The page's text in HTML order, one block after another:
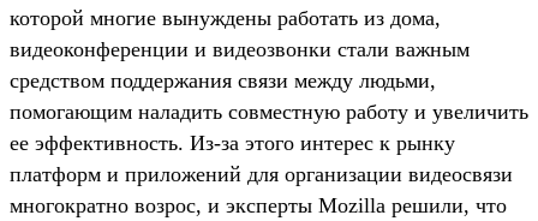
которой многие вынуждены работать из дома,
видеоконференции и видеозвонки стали важным
средством поддержания связи между людьми,
помогающим наладить совместную работу и увеличить
ее эффективность. Из-за этого интерес к рынку
платформ и приложений для организации видеосвязи
многократно возрос, и эксперты Mozilla решили, что